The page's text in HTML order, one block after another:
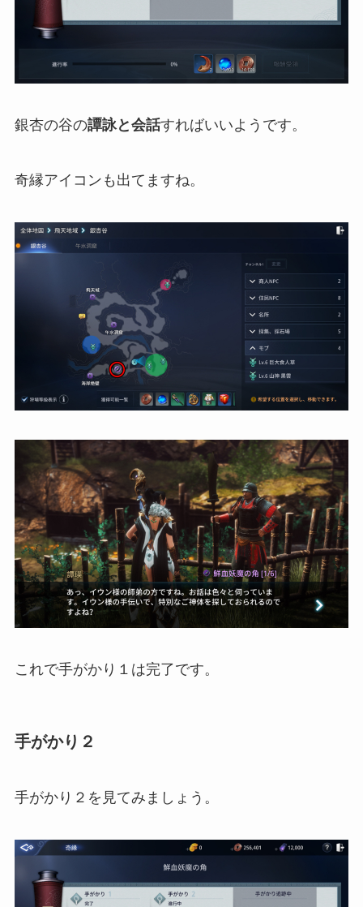
銀杏の谷の譚詠と会話すればいいようです。
奇縁アイコンも出てますね。
これで手がかり１は完了です。
手がかり２
手がかり２を見てみましょう。